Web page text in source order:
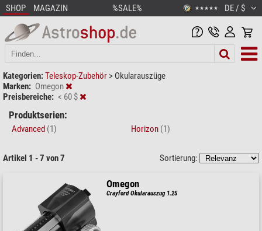
SHOP MAGAZIN %SALE% ★★★★★ DE / $
Kategorien:Teleskop-Zubehör > Okularauszüge
Marken: Omegon
Preisbereiche: < 60 $
Produktserien:
Advanced (1) Horizon (1)
Artikel 1 - 7 von 7 Sortierung:
Omegon
Crayford Okularauszug 1.25